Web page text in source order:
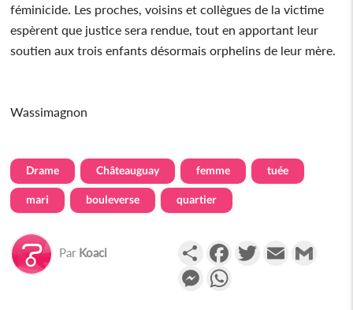
féminicide. Les proches, voisins et collègues de la victime
espèrent que justice sera rendue, tout en apportant leur
soutien aux trois enfants désormais orphelins de leur mère.
Wassimagnon
Drame Châteauguay femme tuée
mari bouleverse quartier
Par Koaci PartagerFacebookTwitterEmail
Messenger